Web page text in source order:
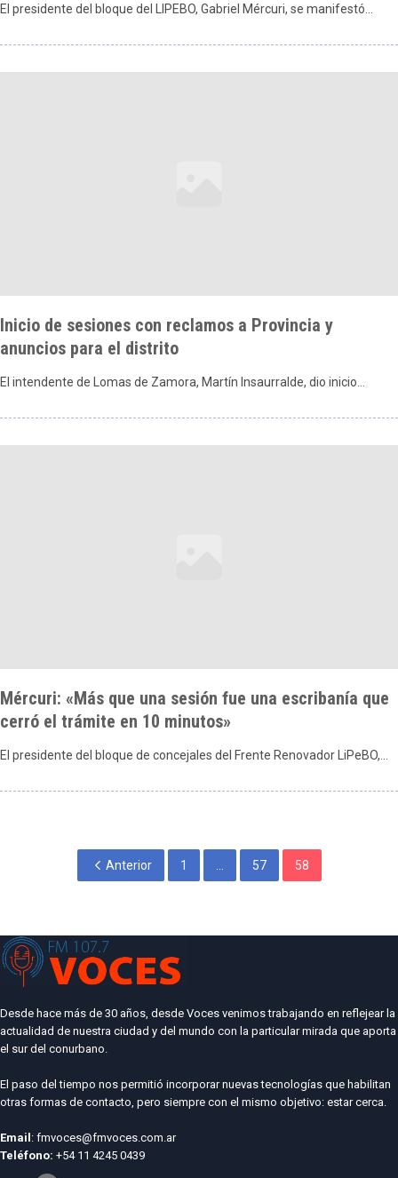
El presidente del bloque del LIPEBO, Gabriel Mércuri, se manifestó…
Inicio de sesiones con reclamos a Provincia y
anuncios para el distrito
El intendente de Lomas de Zamora, Martín Insaurralde, dio inicio…
Mércuri: «Más que una sesión fue una escribanía que
cerró el trámite en 10 minutos»
El presidente del bloque de concejales del Frente Renovador LiPeBO,…
Anterior 1 57 58
Desde hace más de 30 años, desde Voces venimos trabajando en reflejear la
actualidad de nuestra ciudad y del mundo con la particular mirada que aporta
el sur del conurbano.
El paso del tiempo nos permitió incorporar nuevas tecnologías que habilitan
otras formas de contacto, pero siempre con el mismo objetivo: estar cerca.
Email: fmvoces@fmvoces.com.ar
Teléfono: +54 11 4245 0439